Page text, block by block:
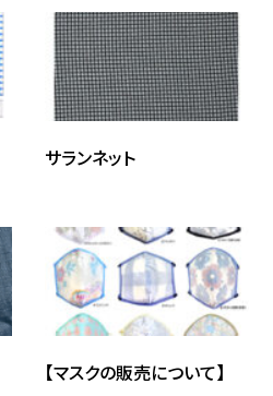
サランネット
【マスクの販売について】